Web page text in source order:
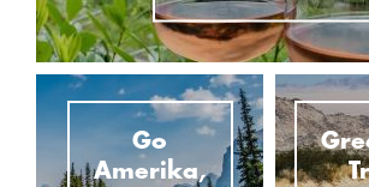
Go
Amerika,